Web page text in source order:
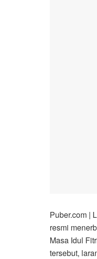
Puber.com |
resmi
Masa Idul
tersebut,